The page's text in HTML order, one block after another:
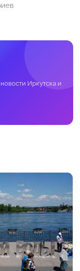
Иркутска и